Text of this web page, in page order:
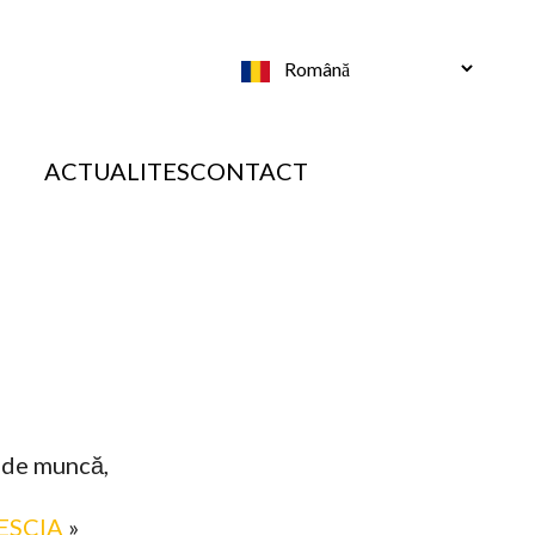
Select
ACTUALITESCONTACT
muncă,
»